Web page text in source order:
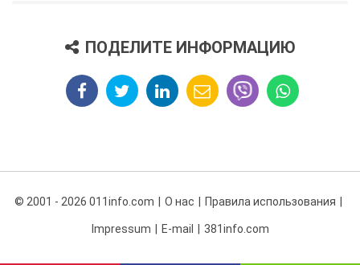
ПОДЕЛИТЕ ИНФОРМАЦИЮ
© 2001 - 2026 011info.com О нас Правила использования
Impressum E-mail 381info.com